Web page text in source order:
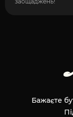
Бажаєте